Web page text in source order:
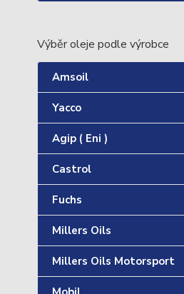
Výběr oleje podle výrobce
Amsoil
Yacco
Agip ( Eni )
Castrol
Fuchs
Millers Oils
Millers Oils Motorsport